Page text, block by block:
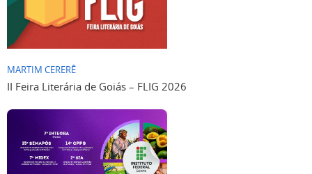
MARTIM CERERÊ
II Feira Literária de Goiás – FLIG 2026